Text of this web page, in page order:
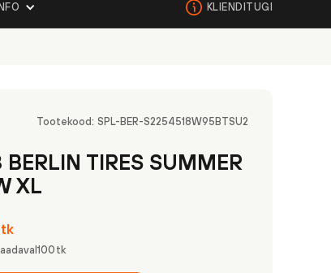
KLIENDITUGI
Tootekood: SPL-BER-S2254518W95BTSU2
TIRES SUMMER
XL
tk
100 tk